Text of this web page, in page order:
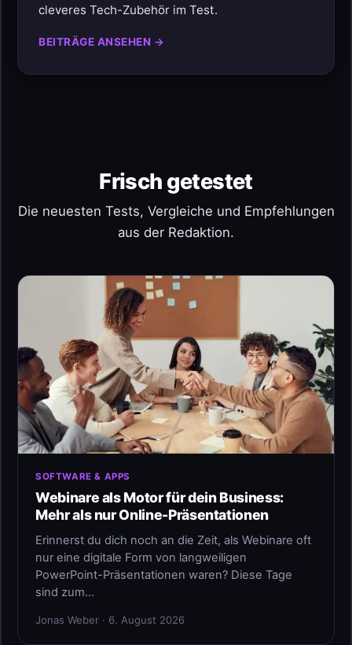
cleveres Tech-Zubehör im Test.
BEITRÄGE ANSEHEN →
Frisch getestet
Die neuesten Tests, Vergleiche und Empfehlungen
aus der Redaktion.
SOFTWARE & APPS
Webinare als Motor für dein Business:
Mehr als nur Online-Präsentationen
Erinnerst du dich noch an die Zeit, als Webinare oft
nur eine digitale Form von langweiligen
PowerPoint-Präsentationen waren? Diese Tage
sind zum…
Jonas Weber · 6. August 2026